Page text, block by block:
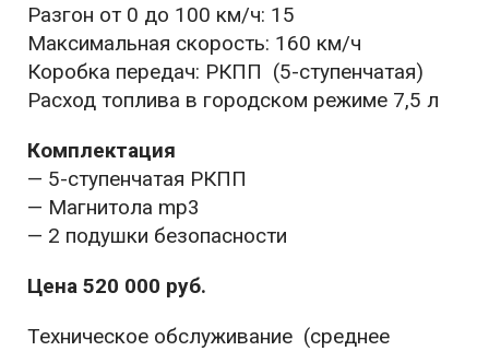
Разгон от 0 до 100 км/ч: 15
Максимальная скорость: 160 км/ч
Коробка передач: РКПП (5-ступенчатая)
Расход топлива в городском режиме 7,5 л
Комплектация
— 5-ступенчатая РКПП
— Магнитола mp3
— 2 подушки безопасности
Цена 520 000 руб.
Техническое обслуживание (среднее